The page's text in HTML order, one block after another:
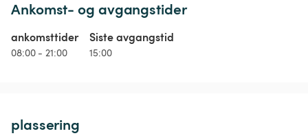
Ankomst- og avgangstider
ankomsttider
08:00 - 21:00
Siste avgangstid
15:00
plassering